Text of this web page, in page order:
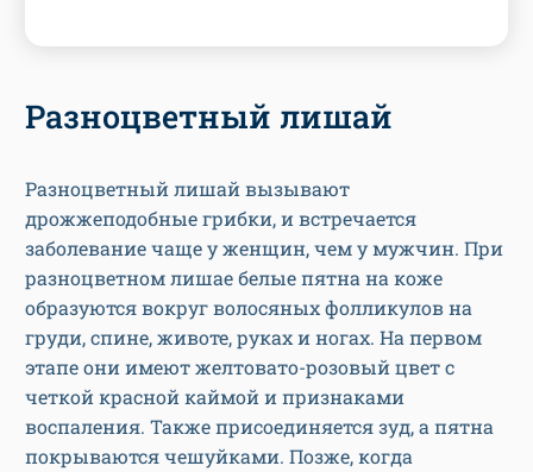
Разноцветный лишай
Разноцветный лишай вызывают
дрожжеподобные грибки, и встречается
заболевание чаще у женщин, чем у мужчин. При
разноцветном лишае белые пятна на коже
образуются вокруг волосяных фолликулов на
груди, спине, животе, руках и ногах. На первом
этапе они имеют желтовато-розовый цвет с
четкой красной каймой и признаками
воспаления. Также присоединяется зуд, а пятна
покрываются чешуйками. Позже, когда